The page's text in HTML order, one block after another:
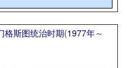
格斯图统治时期(1977年～